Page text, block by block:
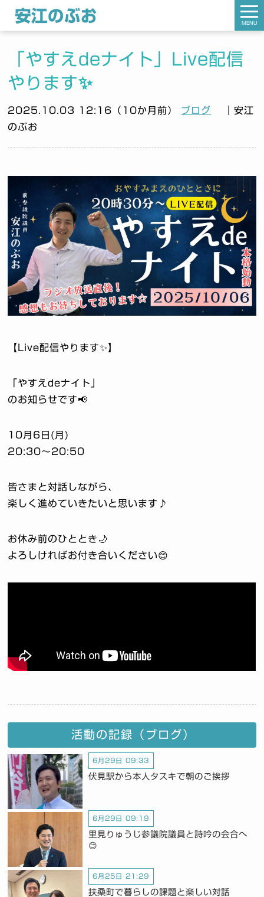
「やすえdeナイト」Live配信
やります✨
2025.10.03 12:16（10か月前） ブログ
｜安江
のぶお
【Live配信やります✨】
「やすえdeナイト」
のお知らせです📢
10月6日(月)
20:30〜20:50
皆さまと対話しながら、
楽しく進めていきたいと思います♪
お休み前のひととき🌙
よろしければお付き合いください😊
活動の記録（ブログ）
6月29日 09:33
伏見駅から本人タスキで朝のご挨拶
6月29日 09:19
里見りゅうじ参議院議員と詩吟の会合へ
😊
6月25日 21:29
扶桑町で暮らしの課題と楽しい対話
MENU